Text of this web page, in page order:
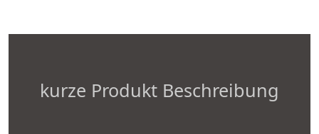
kurze Produkt Beschreibung